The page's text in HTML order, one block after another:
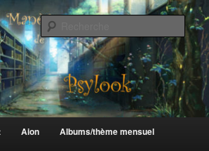
de Psylook
Aion Albums/thème mensuel